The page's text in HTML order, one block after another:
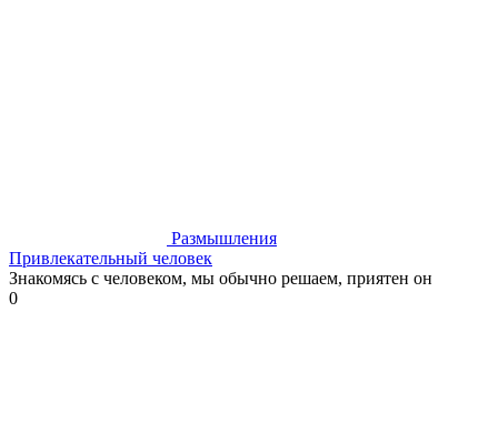
Размышления
Привлекательный человек
Знакомясь с человеком, мы обычно решаем, приятен он
0